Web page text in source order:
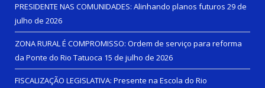
PRESIDENTE NAS COMUNIDADES: Alinhando planos futuros 29 de
julho de 2026
ZONA RURAL É COMPROMISSO: Ordem de serviço para reforma
da Ponte do Rio Tatuoca 15 de julho de 2026
FISCALIZAÇÃO LEGISLATIVA: Presente na Escola do Rio